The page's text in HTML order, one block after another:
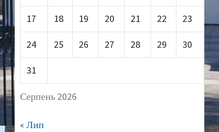
Серпень 2026
17 18 19 20 21 22 23
24 25 26 27 28 29 30
31
« Лип